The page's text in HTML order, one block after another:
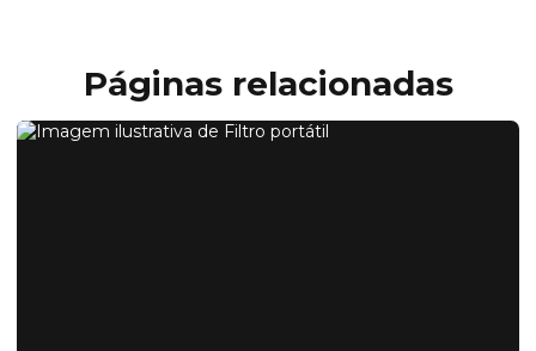
Páginas relacionadas